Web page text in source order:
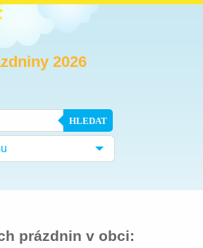
2026
HLEDAT
prázdnin v obci: